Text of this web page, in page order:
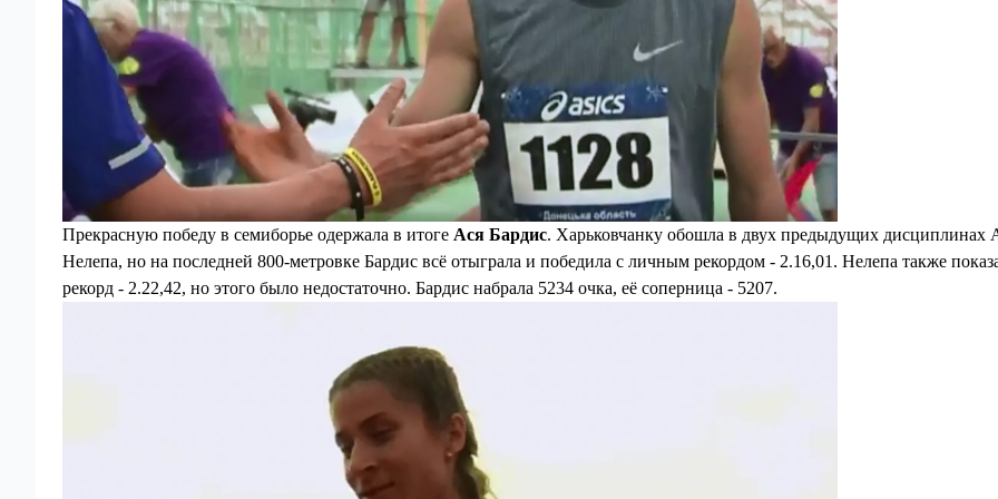
Прекрасную победу в семиборье одержала в итоге Ася Бардис. Харьковчанку обошла в двух предыдущих дисциплинах
Нелепа, но на последней 800-метровке Бардис всё отыграла и победила с личным рекордом - 2.16,01. Нелепа также
рекорд - 2.22,42, но этого было недостаточно. Бардис набрала 5234 очка, её соперница - 5207.